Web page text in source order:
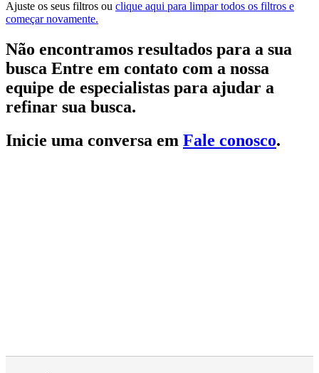
Ajuste os seus filtros ou clique aqui para limpar todos os filtros e
começar novamente.
Não encontramos resultados para a sua
busca Entre em contato com a nossa
equipe de especialistas para ajudar a
refinar sua busca.
Inicie uma conversa em Fale conosco.